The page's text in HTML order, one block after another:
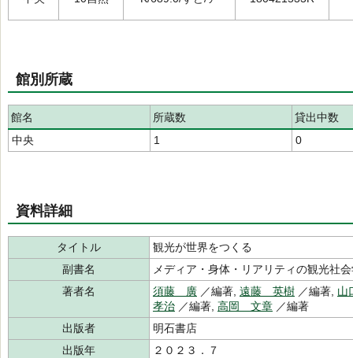
館別所蔵
館名 所蔵数
貸出中数
中央
1 0
資料詳細
タイトル
観光が世界をつくる
副書名
メディア・身体・リアリティの観光社
著者名
須藤 廣 ／編著, 遠藤 英樹 ／編著,
孝治 ／編著, 高岡 文章 ／編著
出版者
明石書店
出版年
２０２３．７